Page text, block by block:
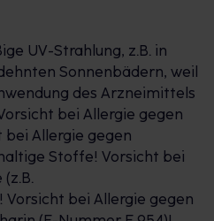
Alter oder
bietet neo-angin® eine
um Halsweh zu lindern:
neo-angin®
neo-angin®
bei beginnenden
Erreger, verfügen über
und lindern
neo-angin®
UV-Strahlung, z.B. in
Sonnenbädern, weil
des Arzneimittels
bei Allergie gegen
Allergie gegen
Stoffe! Vorsicht bei
bei Allergie gegen